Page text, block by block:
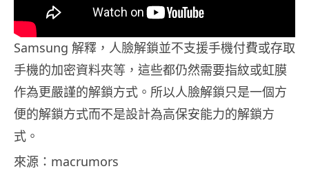
Samsung 解釋，人臉解鎖並不支援手機付費或存取
手機的加密資料夾等，這些都仍然需要指紋或虹膜
作為更嚴謹的解鎖方式。所以人臉解鎖只是一個方
便的解鎖方式而不是設計為高保安能力的解鎖方
式。
來源：macrumors